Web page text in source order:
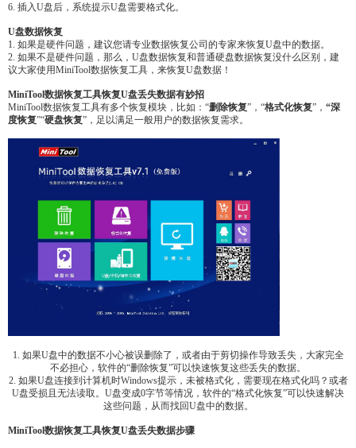
6. 插入U盘后，系统提示U盘需要格式化。
U盘数据恢复
1. 如果是硬件问题，建议您请专业数据恢复公司的专家来恢复U盘中的数据。
2. 如果不是硬件问题，那么，U盘数据恢复和普通硬盘数据恢复没什么区别，建
议大家使用MiniTool数据恢复工具，来恢复U盘数据！
MiniTool数据恢复工具恢复U盘丢失数据有妙招
MiniTool数据恢复工具有多个恢复模块，比如：“删除恢复”，“格式化恢复”， “深
度恢复”“硬盘恢复”，足以满足一般用户的数据恢复需求。
1. 如果U盘中的数据不小心被误删除了，或者由于剪切操作导致丢失，大家完全
不必担心，软件的“删除恢复”可以快速恢复这些丢失的数据。
2. 如果U盘连接到计算机时Windows提示，未被格式化，需要现在格式化吗？或者
U盘受损且无法读取。U盘变成0字节等情况，软件的“格式化恢复”可以快速解决
这些问题，从而找回U盘中的数据。
MiniTool数据恢复工具恢复U盘丢失数据步骤